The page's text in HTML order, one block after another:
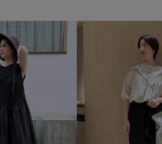
ナイロン バラン
優雅
柔らかな印象 涼しげ 秋口
肌馴染が良い 腰回りカバー